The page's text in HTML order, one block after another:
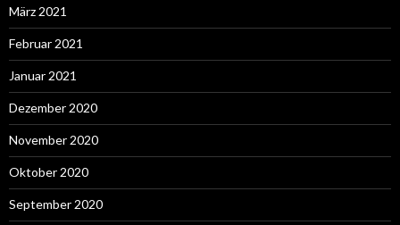
März 2021
Februar 2021
Januar 2021
Dezember 2020
November 2020
Oktober 2020
September 2020